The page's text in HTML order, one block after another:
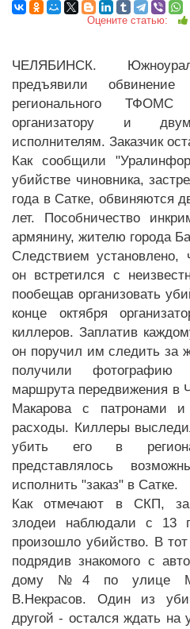
Оцените статью:
ЧЕЛЯБИНСК.
предъявили
регионального ТФОМС
организатору и двум
исполнителям. Заказчик
Как сообщили
убийстве чиновника,
года в Сатке, обвиняются
лет. Пособничество
армянину, жителю города
Следствием установлено,
он встретился с
пообещав организовать
конце октября
киллеров. Заплатив
он поручил им следить за
получили фотографию
маршрута передвижения в
Макарова с патронами
расходы. Киллеры
убить его в
представлялось
исполнить "заказ" в Сатке.
Как отмечают в СКП, за
злодеи наблюдали с 13
произошло убийство. В
подрядив знакомого с
дому №4 по улице
В.Некрасов. Один из
другой - остался ждать на